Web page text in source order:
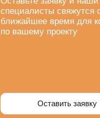
специалисты свяжутся
ближайшее время для
по вашему проекту
Оставить заявку